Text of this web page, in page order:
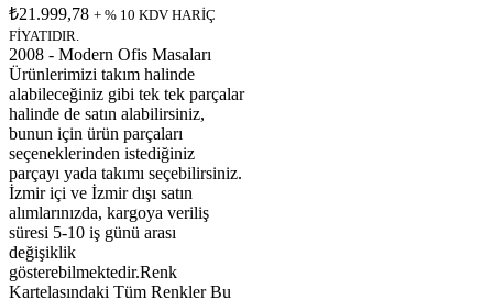
₺21.999,78 + % 10 KDV HARİÇ
FİYATIDIR.
2008 - Modern Ofis Masaları
Ürünlerimizi takım halinde
alabileceğiniz gibi tek tek parçalar
halinde de satın alabilirsiniz,
bunun için ürün parçaları
seçeneklerinden istediğiniz
parçayı yada takımı seçebilirsiniz.
İzmir içi ve İzmir dışı satın
alımlarınızda, kargoya veriliş
süresi 5-10 iş günü arası
değişiklik
gösterebilmektedir.Renk
Kartelasındaki Tüm Renkler Bu